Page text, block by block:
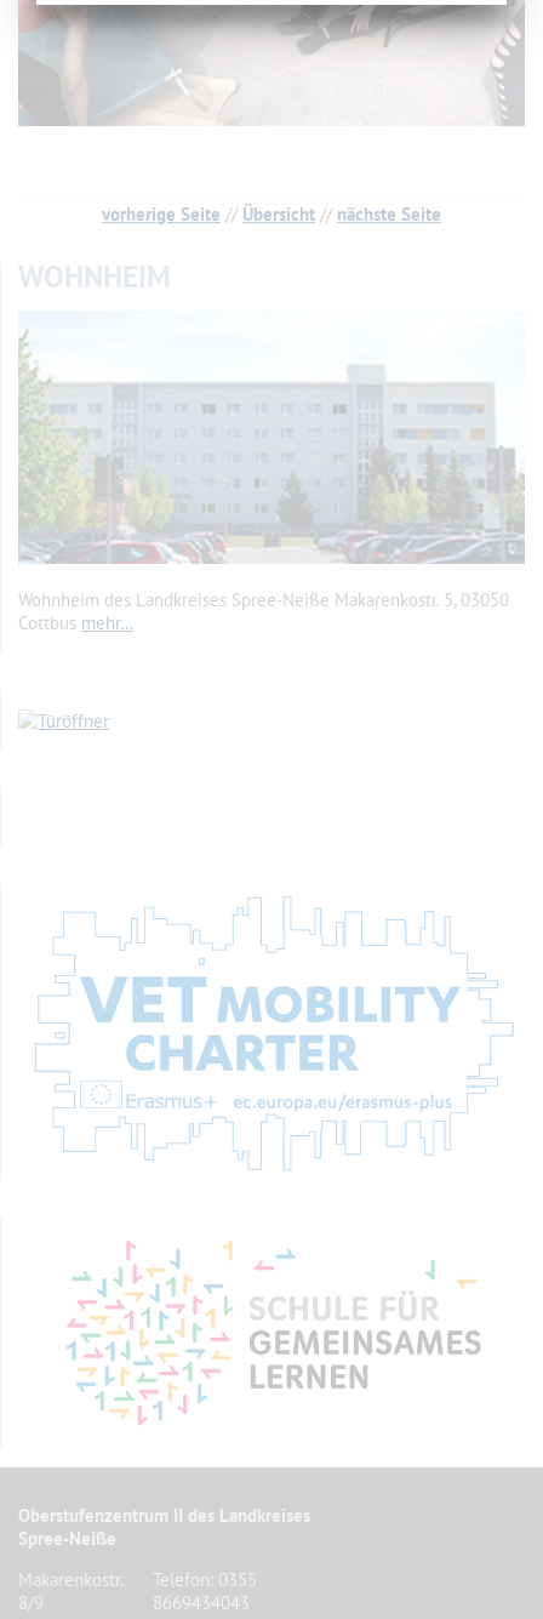
vorherige Seite // Übersicht // nächste Seite
WOHNHEIM
Wohnheim des Landkreises Spree-Neiße Makarenkostr. 5, 03050
Cottbus mehr…
Oberstufenzentrum II des Landkreises
Spree-Neiße
Makarenkostr.
8/9
Telefon: 0355
8669434043